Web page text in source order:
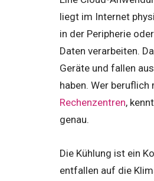
liegt im Internet
in der Peripherie
Daten verarbeiten.
Geräte und fallen
haben. Wer
Rechenzentren,
genau.
Die Kühlung ist ein
entfallen auf die